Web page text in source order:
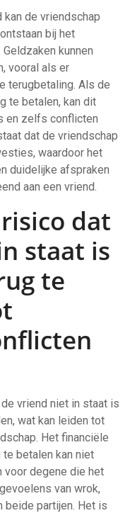
kan de vriendschap
bij het
kunnen
vooral als er
terugbetaling. Als de
te betalen, kan dit
en zelfs conflicten
dat de vriendschap
waardoor het
duidelijke afspraken
aan een vriend.
dat
staat is
te
vriend niet in staat is
wat kan leiden tot
Het financiële
betalen kan niet
voor degene die het
van wrok,
beide partijen. Het is